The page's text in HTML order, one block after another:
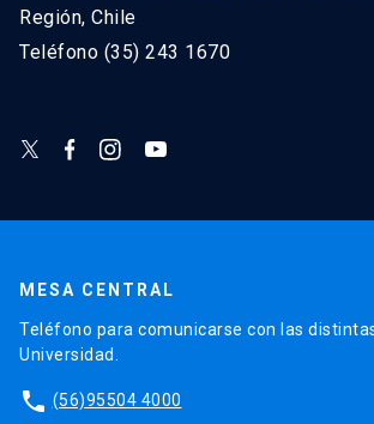
Región, Chile
Teléfono (35) 243 1670
MESA CENTRAL
Teléfono para comunicarse con las
Universidad.
phone (56)95504 4000